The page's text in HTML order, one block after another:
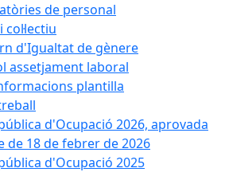
de personal
col·lectiu
d'Igualtat de gènere
assetjament laboral
plantilla
d'Ocupació 2026, aprovada
de 18 de febrer de 2026
d'Ocupació 2025